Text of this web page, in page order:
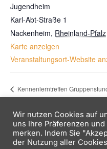
Jugendheim
Karl-Abt-Straße 1
Nackenheim, Rheinland-Pfalz
Karte anzeigen
Veranstaltungsort-Website
Kennenlerntreffen
Copyright © 2026
Wir nutzen Cookies auf
uns Ihre Präferenzen
merken. Indem Sie
der Nutzung aller